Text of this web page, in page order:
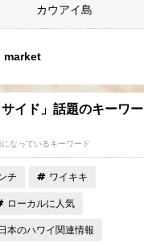
カウアイ島
market
サイド」話題のキーワー
なっているキーワード
チ ワイキキ
ローカルに人気
日本のハワイ関連情報